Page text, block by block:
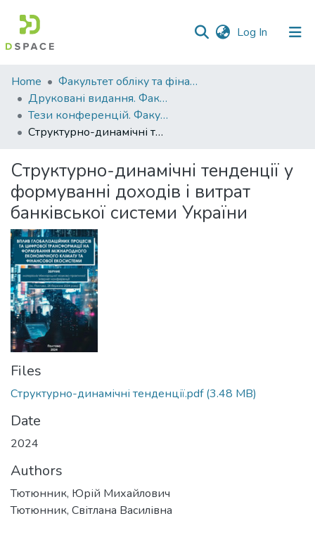
Log In (current)
Communities
&
Collections
All of DSpace
Statistics
Home
Факультет обліку та фінансів
Друковані видання. Факультет обліку та фінансів
Тези конференцій. Факультет обліку та фінансів
Структурно-динамічні тенденції у формуванні доходів і витрат банківської системи України
Структурно-динамічні тенденції у
формуванні доходів і витрат
банківської системи України
Files
Структурно-динамічні тенденції.pdf(3.48 MB)
Date
2024
Authors
Тютюнник, Юрій Михайлович
Тютюнник, Світлана Василівна